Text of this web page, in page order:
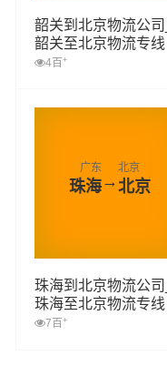
韶关到北京物流公司_
韶关至北京物流专线
4百 +
广东
珠海→
北京
北京
珠海到北京物流公司_
珠海至北京物流专线
7百 +